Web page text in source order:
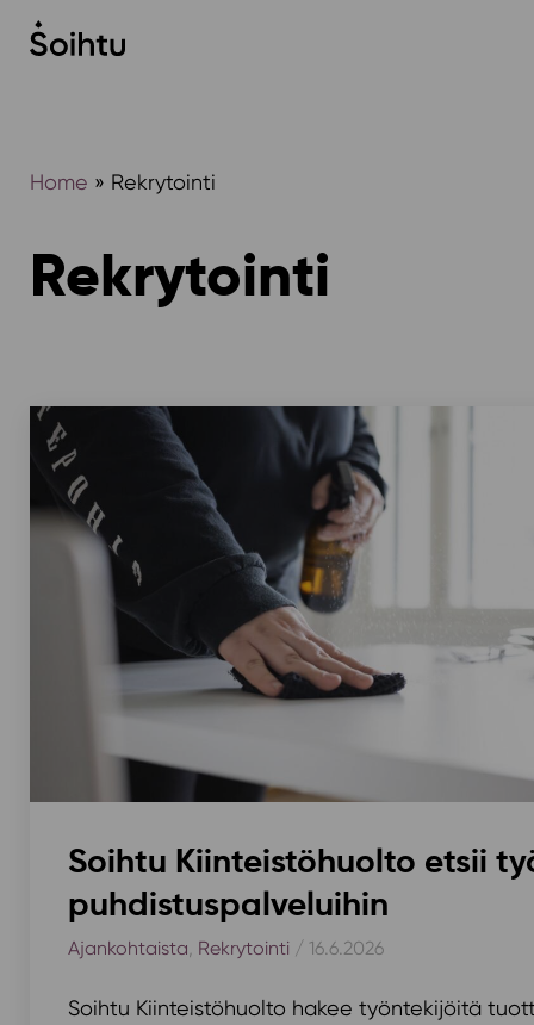
Siirry
sisältöön
Home » Rekrytointi
Rekrytointi
Soihtu Kiinteistöhuolto etsii
puhdistuspalveluihin
Ajankohtaista, Rekrytointi/ 16.6.2026
Soihtu Kiinteistöhuolto hakee työntekijöitä